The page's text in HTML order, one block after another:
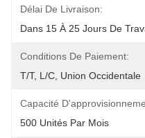
Délai De Livraison:
Dans 15 À 25 Jours De
Conditions De Paiement:
T/T, L/C, Union Occidentale
Capacité
500 Unités Par Mois